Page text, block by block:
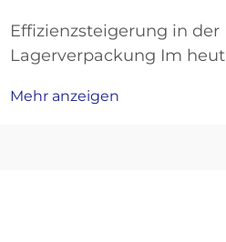
Effizienzsteigerung in der
Lagerverpackung Im
Logistikumfeld stehen
Mehr anzeigen